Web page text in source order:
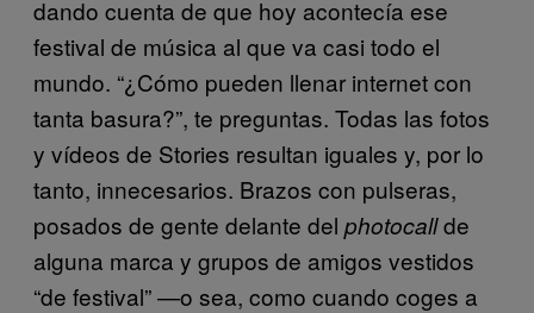
dando cuenta de que hoy acontecía ese
festival de música al que va casi todo el
mundo. “¿Cómo pueden llenar internet con
tanta basura?”, te preguntas. Todas las fotos
y vídeos de Stories resultan iguales y, por lo
tanto, innecesarios. Brazos con pulseras,
posados de gente delante del photocallde
alguna marca y grupos de amigos vestidos
“de festival” —o sea, como cuando coges a